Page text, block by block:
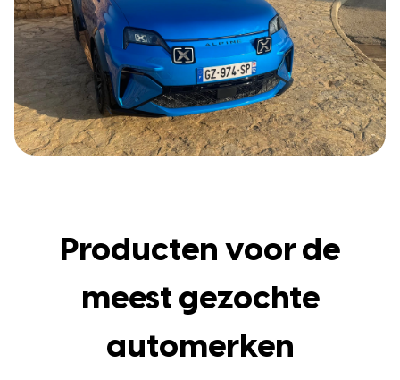
Producten voor de
meest gezochte
automerken